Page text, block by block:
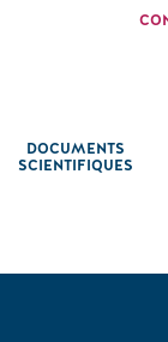
DOCUMENTS
SCIENTIFIQUES